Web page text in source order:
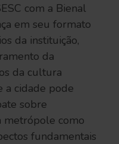
com a Bienal
em seu formato
da instituição,
da
da cultura
a cidade pode
sobre
metrópole como
fundamentais